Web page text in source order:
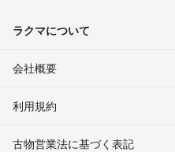
ラクマについて
会社概要
利用規約
古物営業法に基づく表記